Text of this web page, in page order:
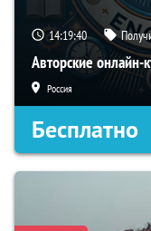
14:19:39
Авторские онлайн-
Россия
Бесплатно